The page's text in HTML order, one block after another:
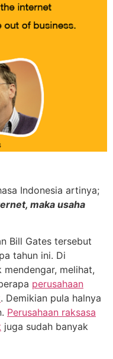
Indonesia artinya;
maka usaha
Bill Gates tersebut
tahun ini. Di
melihat,
perusahaan
. Demikian pula halnya
Perusahaan raksasa
juga sudah banyak